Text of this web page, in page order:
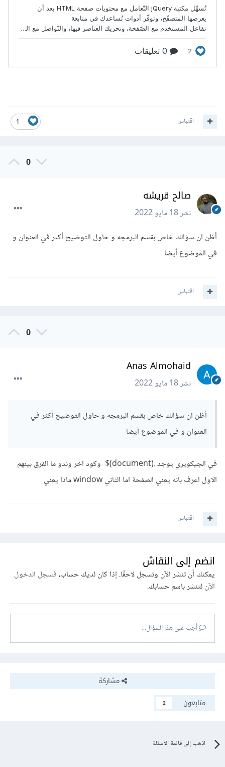
1 اقتباس
0
صالح قريشه
نشر18 مايو 2022
أظن ان سؤالك خاص بقسم البرمجه و حاول التوضيح أكثر في العنوان و
في الموضوع أيضا
اقتباس
0
Anas Almohaid
نشر18 مايو 2022
أظن ان سؤالك خاص بقسم البرمجه و حاول التوضيح أكثر في
العنوان و في الموضوع أيضا
في الجيكويري يوجد .(document)$ وكود اخر وندو ما الفرق بينهم
الاول اعرف بانه يعني الصفحة اما الثاني window ماذا يعني
اقتباس
انضم إلى النقاش
يمكنك أن تنشر الآن وتسجل لاحقًا. إذا كان لديك حساب،فسجل الدخول
الآنلتنشر باسم حسابك.
أجب على هذا السؤال...
مشاركة
متابعون
2
اذهب إلى قائمة الأسئلة